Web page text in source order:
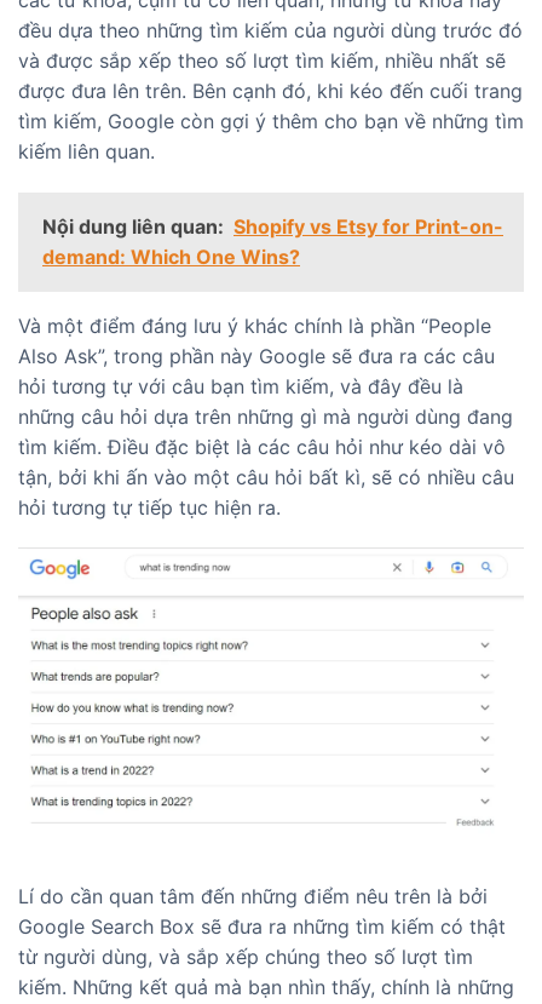
đều dựa theo những tìm kiếm của người dùng trước đó
và được sắp xếp theo số lượt tìm kiếm, nhiều nhất sẽ
được đưa lên trên. Bên cạnh đó, khi kéo đến cuối trang
tìm kiếm, Google còn gợi ý thêm cho bạn về những tìm
kiếm liên quan.
Nội dung liên quan: Shopify vs Etsy for Print-on-
demand: Which One Wins?
Và một điểm đáng lưu ý khác chính là phần “People
Also Ask”, trong phần này Google sẽ đưa ra các câu
hỏi tương tự với câu bạn tìm kiếm, và đây đều là
những câu hỏi dựa trên những gì mà người dùng đang
tìm kiếm. Điều đặc biệt là các câu hỏi như kéo dài vô
tận, bởi khi ấn vào một câu hỏi bất kì, sẽ có nhiều câu
hỏi tương tự tiếp tục hiện ra.
Lí do cần quan tâm đến những điểm nêu trên là bởi
Google Search Box sẽ đưa ra những tìm kiếm có thật
từ người dùng, và sắp xếp chúng theo số lượt tìm
kiếm. Những kết quả mà bạn nhìn thấy, chính là những